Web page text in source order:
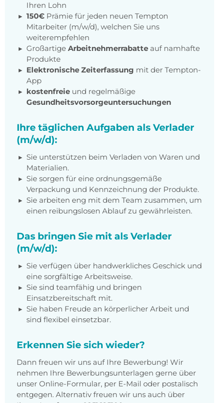
Ihren Lohn
150€ Prämie für jeden neuen Tempton
Mitarbeiter (m/w/d), welchen Sie uns
weiterempfehlen
Großartige Arbeitnehmerrabatte auf namhafte
Produkte
Elektronische Zeiterfassung mit der Tempton-
App
kostenfreie und regelmäßige
Gesundheitsvorsorgeuntersuchungen
Ihre täglichen Aufgaben als Verlader
(m/w/d):
Sie unterstützen beim Verladen von Waren und
Materialien.
Sie sorgen für eine ordnungsgemäße
Verpackung und Kennzeichnung der Produkte.
Sie arbeiten eng mit dem Team zusammen, um
einen reibungslosen Ablauf zu gewährleisten.
Das bringen Sie mit als Verlader
(m/w/d):
Sie verfügen über handwerkliches Geschick und
eine sorgfältige Arbeitsweise.
Sie sind teamfähig und bringen
Einsatzbereitschaft mit.
Sie haben Freude an körperlicher Arbeit und
sind flexibel einsetzbar.
Erkennen Sie sich wieder?
Dann freuen wir uns auf Ihre Bewerbung! Wir
nehmen Ihre Bewerbungsunterlagen gerne über
unser Online-Formular, per E-Mail oder postalisch
entgegen. Alternativ freuen wir uns auch über